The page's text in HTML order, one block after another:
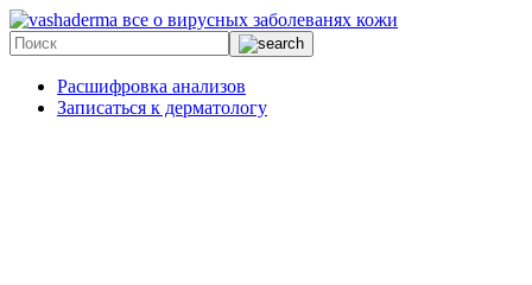
все о вирусных заболеванях кожи
Расшифровка анализов
Записаться к дерматологу